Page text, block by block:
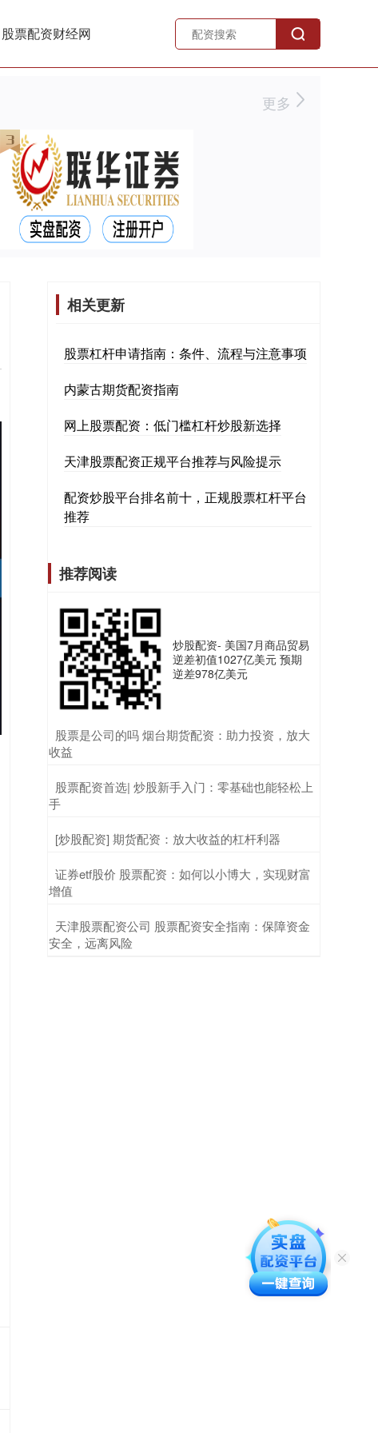
股票配资财经网
更多
相关更新
股票杠杆申请指南：条件、流程与注意事项
内蒙古期货配资指南
网上股票配资：低门槛杠杆炒股新选择
天津股票配资正规平台推荐与风险提示
配资炒股平台排名前十，正规股票杠杆平台
推荐
推荐阅读
炒股配资- 美国7月商品贸易
逆差初值1027亿美元 预期
逆差978亿美元
​股票是公司的吗 烟台期货配资：助力投资，放大
收益
​股票配资首选| 炒股新手入门：零基础也能轻松上
手
​[炒股配资] 期货配资：放大收益的杠杆利器
​证券etf股价 股票配资：如何以小博大，实现财富
增值
​天津股票配资公司 股票配资安全指南：保障资金
安全，远离风险